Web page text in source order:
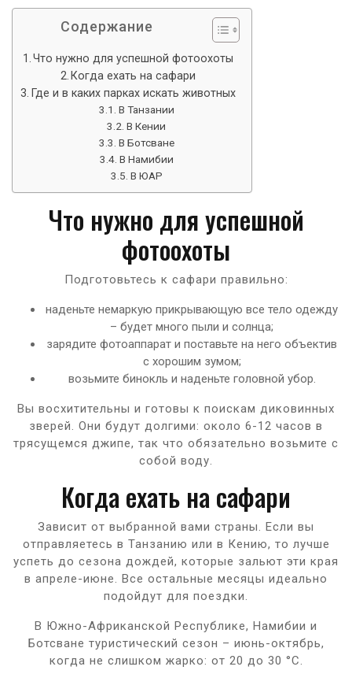
Содержание
Что нужно для успешной фотоохоты
Когда ехать на сафари
Где и в каких парках искать животных
В Танзании
В Кении
В Ботсване
В Намибии
В ЮАР
Что нужно для успешной
фотоохоты
Подготовьтесь к сафари правильно:
наденьте немаркую прикрывающую все тело одежду
– будет много пыли и солнца;
зарядите фотоаппарат и поставьте на него объектив
с хорошим зумом;
возьмите бинокль и наденьте головной убор.
Вы восхитительны и готовы к поискам диковинных
зверей. Они будут долгими: около 6-12 часов в
трясущемся джипе, так что обязательно возьмите с
собой воду.
Когда ехать на сафари
Зависит от выбранной вами страны. Если вы
отправляетесь в Танзанию или в Кению, то лучше
успеть до сезона дождей, которые зальют эти края
в апреле-июне. Все остальные месяцы идеально
подойдут для поездки.
В Южно-Африканской Республике, Намибии и
Ботсване туристический сезон – июнь-октябрь,
когда не слишком жарко: от 20 до 30 °С.